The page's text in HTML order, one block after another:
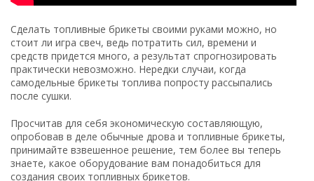
Сделать топливные брикеты своими руками можно, но
стоит ли игра свеч, ведь потратить сил, времени и
средств придется много, а результат спрогнозировать
практически невозможно. Нередки случаи, когда
самодельные брикеты топлива попросту рассыпались
после сушки.
Просчитав для себя экономическую составляющую,
опробовав в деле обычные дрова и топливные брикеты,
принимайте взвешенное решение, тем более вы теперь
знаете, какое оборудование вам понадобиться для
создания своих топливных брикетов.